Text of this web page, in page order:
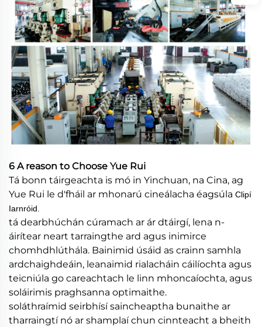
6 A reason to Choose Yue Rui
Tá bonn táirgeachta is mó in Yinchuan, na Cina, ag
Yue Rui le d'fháil ar mhonarú cineálacha éagsúla Clipí
Iarnróid.
tá dearbhúchán cúramach ar ár dtáirgí, lena n-
áirítear neart tarraingthe ard agus inimirce
chomhdhlúthála. Bainimid úsáid as crainn samhla
ardchaighdeáin, leanaimid rialacháin cáilíochta agus
teicniúla go careachtach le linn mhoncaíochta, agus
soláirimis praghsanna optimaithe.
soláthraímid seirbhísí saincheaptha bunaithe ar
tharraingtí nó ar shamplaí chun cinnteacht a bheith